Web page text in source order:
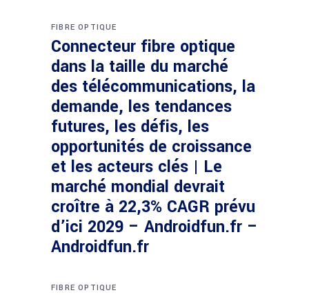
FIBRE OPTIQUE
Connecteur fibre optique
dans la taille du marché
des télécommunications, la
demande, les tendances
futures, les défis, les
opportunités de croissance
et les acteurs clés | Le
marché mondial devrait
croître à 22,3% CAGR prévu
d’ici 2029 – Androidfun.fr –
Androidfun.fr
FIBRE OPTIQUE